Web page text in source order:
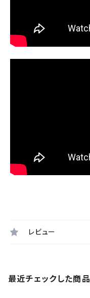
レビュー
最近チェックした商品